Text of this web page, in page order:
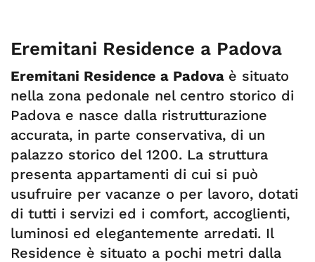
Eremitani Residence a Padova
Eremitani Residence a Padova è situato
nella zona pedonale nel centro storico di
Padova e nasce dalla ristrutturazione
accurata, in parte conservativa, di un
palazzo storico del 1200. La struttura
presenta appartamenti di cui si può
usufruire per vacanze o per lavoro, dotati
di tutti i servizi ed i comfort, accoglienti,
luminosi ed elegantemente arredati. Il
Residence è situato a pochi metri dalla